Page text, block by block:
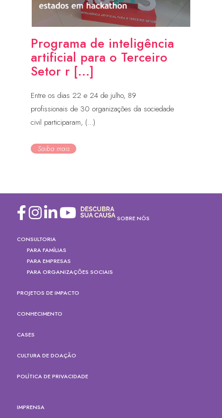
Programa de inteligência
artificial para o Terceiro
Setor r [...]
Entre os dias 22 e 24 de julho, 89
profissionais de 30 organizações da sociedade
civil participaram, (...)
Saiba mais
SOBRE NÓS
CONSULTORIA
PARA FAMÍLIAS
PARA EMPRESAS
PARA ORGANIZAÇÕES SOCIAIS
PROJETOS DE IMPACTO
CONHECIMENTO
CASES
CULTURA DE DOAÇÃO
POLÍTICA DE PRIVACIDADE
IMPRENSA